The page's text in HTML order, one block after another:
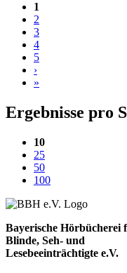
1
2
3
4
5
›
»
Ergebnisse pro
10(aktuelle
25
50
100
Bayerische Hörbücherei
Blinde, Seh- und
Lesebeeinträchtigte e.V.